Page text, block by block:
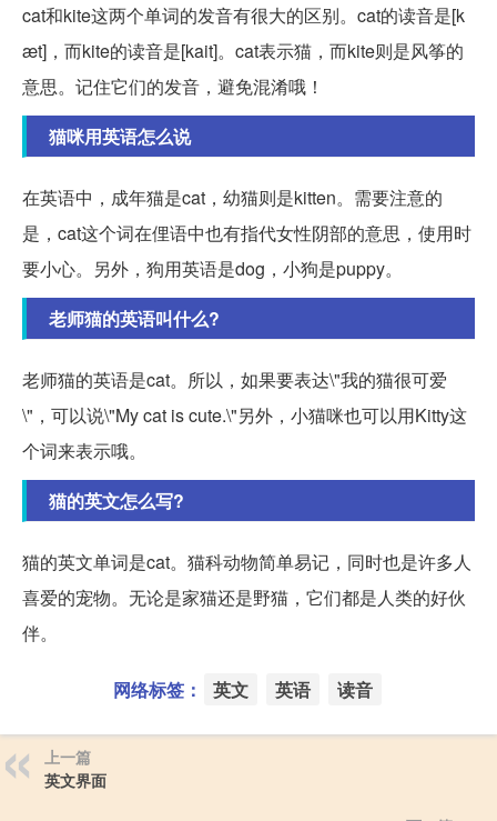
cat和kite这两个单词的发音有很大的区别。cat的读音是[k
æt]，而kite的读音是[kait]。cat表示猫，而kite则是风筝的
意思。记住它们的发音，避免混淆哦！
猫咪用英语怎么说
在英语中，成年猫是cat，幼猫则是kitten。需要注意的
是，cat这个词在俚语中也有指代女性阴部的意思，使用时
要小心。另外，狗用英语是dog，小狗是puppy。
老师猫的英语叫什么?
老师猫的英语是cat。所以，如果要表达\"我的猫很可爱
\"，可以说\"My cat is cute.\"另外，小猫咪也可以用Kitty这
个词来表示哦。
猫的英文怎么写?
猫的英文单词是cat。猫科动物简单易记，同时也是许多人
喜爱的宠物。无论是家猫还是野猫，它们都是人类的好伙
伴。
网络标签： 英文 英语 读音
上一篇
英文界面